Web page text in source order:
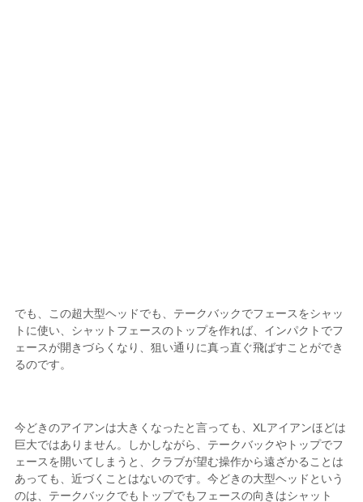
でも、この超大型ヘッドでも、テークバックでフェースをシャッ
トに使い、シャットフェースのトップを作れば、インパクトでフ
ェースが開きづらくなり、狙い通りに真っ直ぐ飛ばすことができ
るのです。
今どきのアイアンは大きくなったと言っても、XLアイアンほどは
巨大ではありません。しかしながら、テークバックやトップでフ
ェースを開いてしまうと、クラブが望む操作から遠ざかることは
あっても、近づくことはないのです。今どきの大型ヘッドという
のは、テークバックでもトップでもフェースの向きはシャット